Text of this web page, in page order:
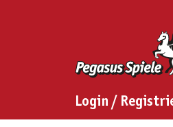
Login /